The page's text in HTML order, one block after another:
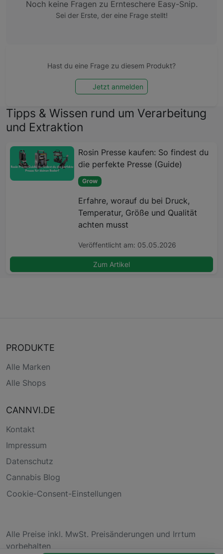
Noch keine Fragen zu Ernteschere Easy-Snip.
Sei der Erste, der eine Frage stellt!
Hast du eine Frage zu diesem Produkt?
Jetzt anmelden
Tipps & Wissen rund um Verarbeitung
und Extraktion
Rosin Presse kaufen: So findest du
die perfekte Presse (Guide)
Grow
Erfahre, worauf du bei Druck,
Temperatur, Größe und Qualität
achten musst
Veröffentlicht am: 05.05.2026
Zum Artikel
PRODUKTE
Alle Marken
Alle Shops
CANNVI.DE
Kontakt
Impressum
Datenschutz
Cannabis Blog
Cookie-Consent-Einstellungen
Alle Preise inkl. MwSt. Preisänderungen und Irrtum
vorbehalten